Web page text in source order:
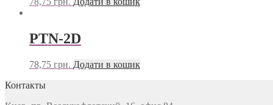
PTN-2D
78,75 грн. Додати в кошик
Контакты